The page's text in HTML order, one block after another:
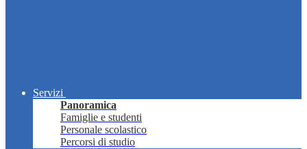
Servizi
Panoramica
Famiglie e studenti
Personale scolastico
Percorsi di studio